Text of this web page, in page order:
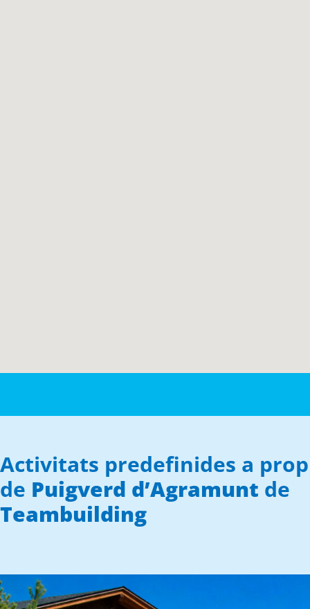
Activitats predefinides a prop
de Puigverd d’Agramunt de
Teambuilding